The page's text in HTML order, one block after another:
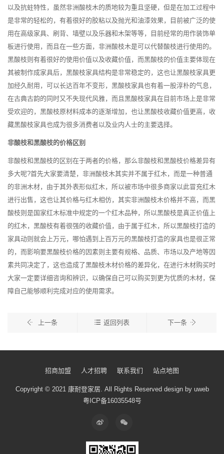
以及抗蛀特性，虽然非洲酸枝木的质地较为重且坚硬，但是在加工过程中
是非常的轻松的，有着很好的胶粘以及抛光和油漆效果，目前被广泛的使
用在高级家具、刷背、墙壁以及乐器和木架等等，目前经常的用作装饰单
板进行使用，而且在一些方面，非洲酸枝木是可以代替酸枝进行使用的。
黑酸枝则有着很好的使用价值以及收藏价值，而黑酸枝的价值主要体现在
其被制作成家具后，黑酸枝家具结构是非常稳定的，这也让黑酸枝家具更
加经久耐用，可以长达百年不变形，黑酸枝家具也有着一股淳朴的气息，
在古典古韵的同时又不失现代风雅，而且黑酸枝家具在目前市场上是非常
受欢迎的，黑酸枝原材料成本的逐渐增加，也让黑酸枝收藏价值更高，收
藏黑酸枝家具也成为很多消费者以及业内人士的主要选择。
非酸枝和黑酸枝的价格区别
非酸枝和黑酸枝的区别在于两者的价格，那么非酸枝和黑酸枝价格差异有
多大呢?首先大家要清楚，非洲酸枝木其实并不属于红木，而是一种普通
的非洲木材，由于其外表形似红木，所以被市场中很多商家以此冒充红木
进行出售，这也让其价格与红木相仿，其实非洲酸枝木价格并不高，而黑
酸枝则是国家红木标准中规定的一个红木品种，所以黑酸枝是真正价值上
的红木，黑酸枝有着很强的收藏价值，由于属于红木，所以黑酸枝打造的
家具动则就会上万元，哪怕遇到上百万元的黑酸枝打造的家具也是很正常
的，而影响要黑酸枝价格的因素则主要有规格、品质、市场以及产地等因
素共同决定了，这也造成了黑酸枝木材价格的差异化，在进行木材购买时
大家一定要详细咨询和辨识，以确保自己可以购买到更为优质的木材，保
障自己能够顺利完成对应的使用需求。
上一条 返回列表 下一条
招商加盟 人才招聘 联系我们 站点地图
Copyright © 2021 康耐登家居. All Rights Reserved design by uweb
粤ICP备16035548号